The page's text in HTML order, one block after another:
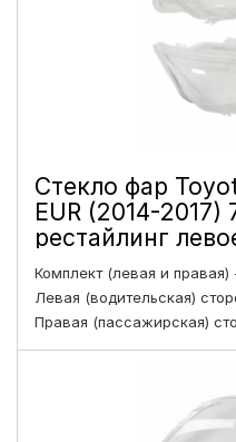
Стекло фар
EUR (2014-2017)
рестайлинг
Комплект (левая и правая)
Левая (водительская)
Правая (пассажирская)